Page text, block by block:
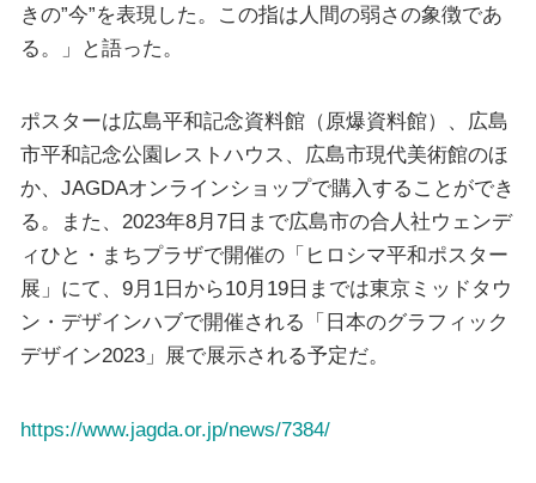
きの”今”を表現した。この指は人間の弱さの象徴であ
る。」と語った。
ポスターは広島平和記念資料館（原爆資料館）、広島
市平和記念公園レストハウス、広島市現代美術館のほ
か、JAGDAオンラインショップで購入することができ
る。また、2023年8月7日まで広島市の合人社ウェンデ
ィひと・まちプラザで開催の「ヒロシマ平和ポスター
展」にて、9月1日から10月19日までは東京ミッドタウ
ン・デザインハブで開催される「日本のグラフィック
デザイン2023」展で展示される予定だ。
https://www.jagda.or.jp/news/7384/